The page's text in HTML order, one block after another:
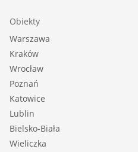
Obiekty
Warszawa
Kraków
Wrocław
Poznań
Katowice
Lublin
Bielsko-Biała
Wieliczka